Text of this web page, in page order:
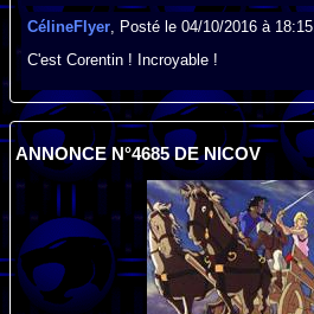
CélineFlyer , Posté le 04/10/2016 à 18:15.
C'est Corentin ! Incroyable !
ANNONCE N°4685 DE NICOV